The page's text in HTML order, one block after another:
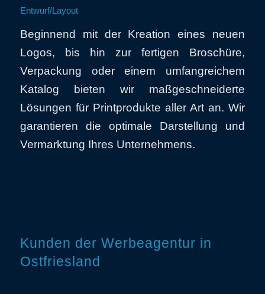
Entwurf/Layout
Beginnend mit der Kreation eines neuen
Logos, bis hin zur fertigen Broschüre,
Verpackung oder einem umfangreichem
Katalog bieten wir maßgeschneiderte
Lösungen für Printprodukte aller Art an. Wir
garantieren die optimale Darstellung und
Vermarktung Ihres Unternehmens.
Kunden der Werbeagentur in
Ostfriesland